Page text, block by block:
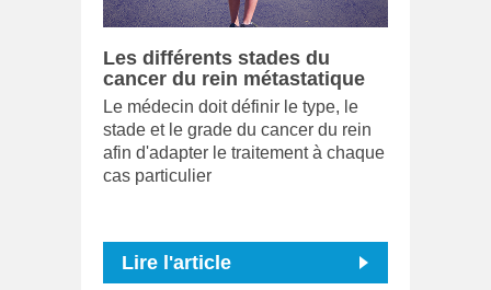
Les différents stades du
cancer du rein métastatique
Le médecin doit définir le type, le
stade et le grade du cancer du rein
afin d'adapter le traitement à chaque
cas particulier
Lire l'article